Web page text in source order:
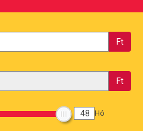
Ft
Ft
48 Hó